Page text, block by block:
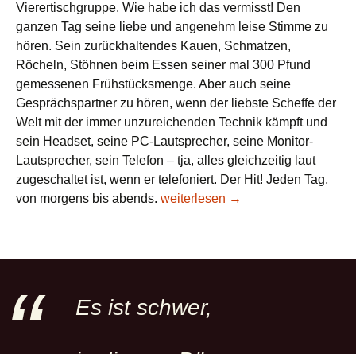
Vierertischgruppe. Wie habe ich das vermisst! Den
ganzen Tag seine liebe und angenehm leise Stimme zu
hören. Sein zurückhaltendes Kauen, Schmatzen,
Röcheln, Stöhnen beim Essen seiner mal 300 Pfund
gemessenen Frühstücksmenge. Aber auch seine
Gesprächspartner zu hören, wenn der liebste Scheffe der
Welt mit der immer unzureichenden Technik kämpft und
sein Headset, seine PC-Lautsprecher, seine Monitor-
Lautsprecher, sein Telefon – tja, alles gleichzeitig laut
zugeschaltet ist, wenn er telefoniert. Der Hit! Jeden Tag,
von morgens bis abends. Nur so
weiterlesen →
Es ist schwer,